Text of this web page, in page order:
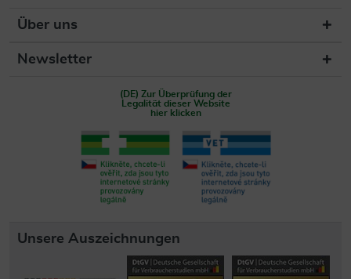
Über uns
Newsletter
(DE) Zur Überprüfung der
Legalität dieser Website
hier klicken
Unsere Auszeichnungen